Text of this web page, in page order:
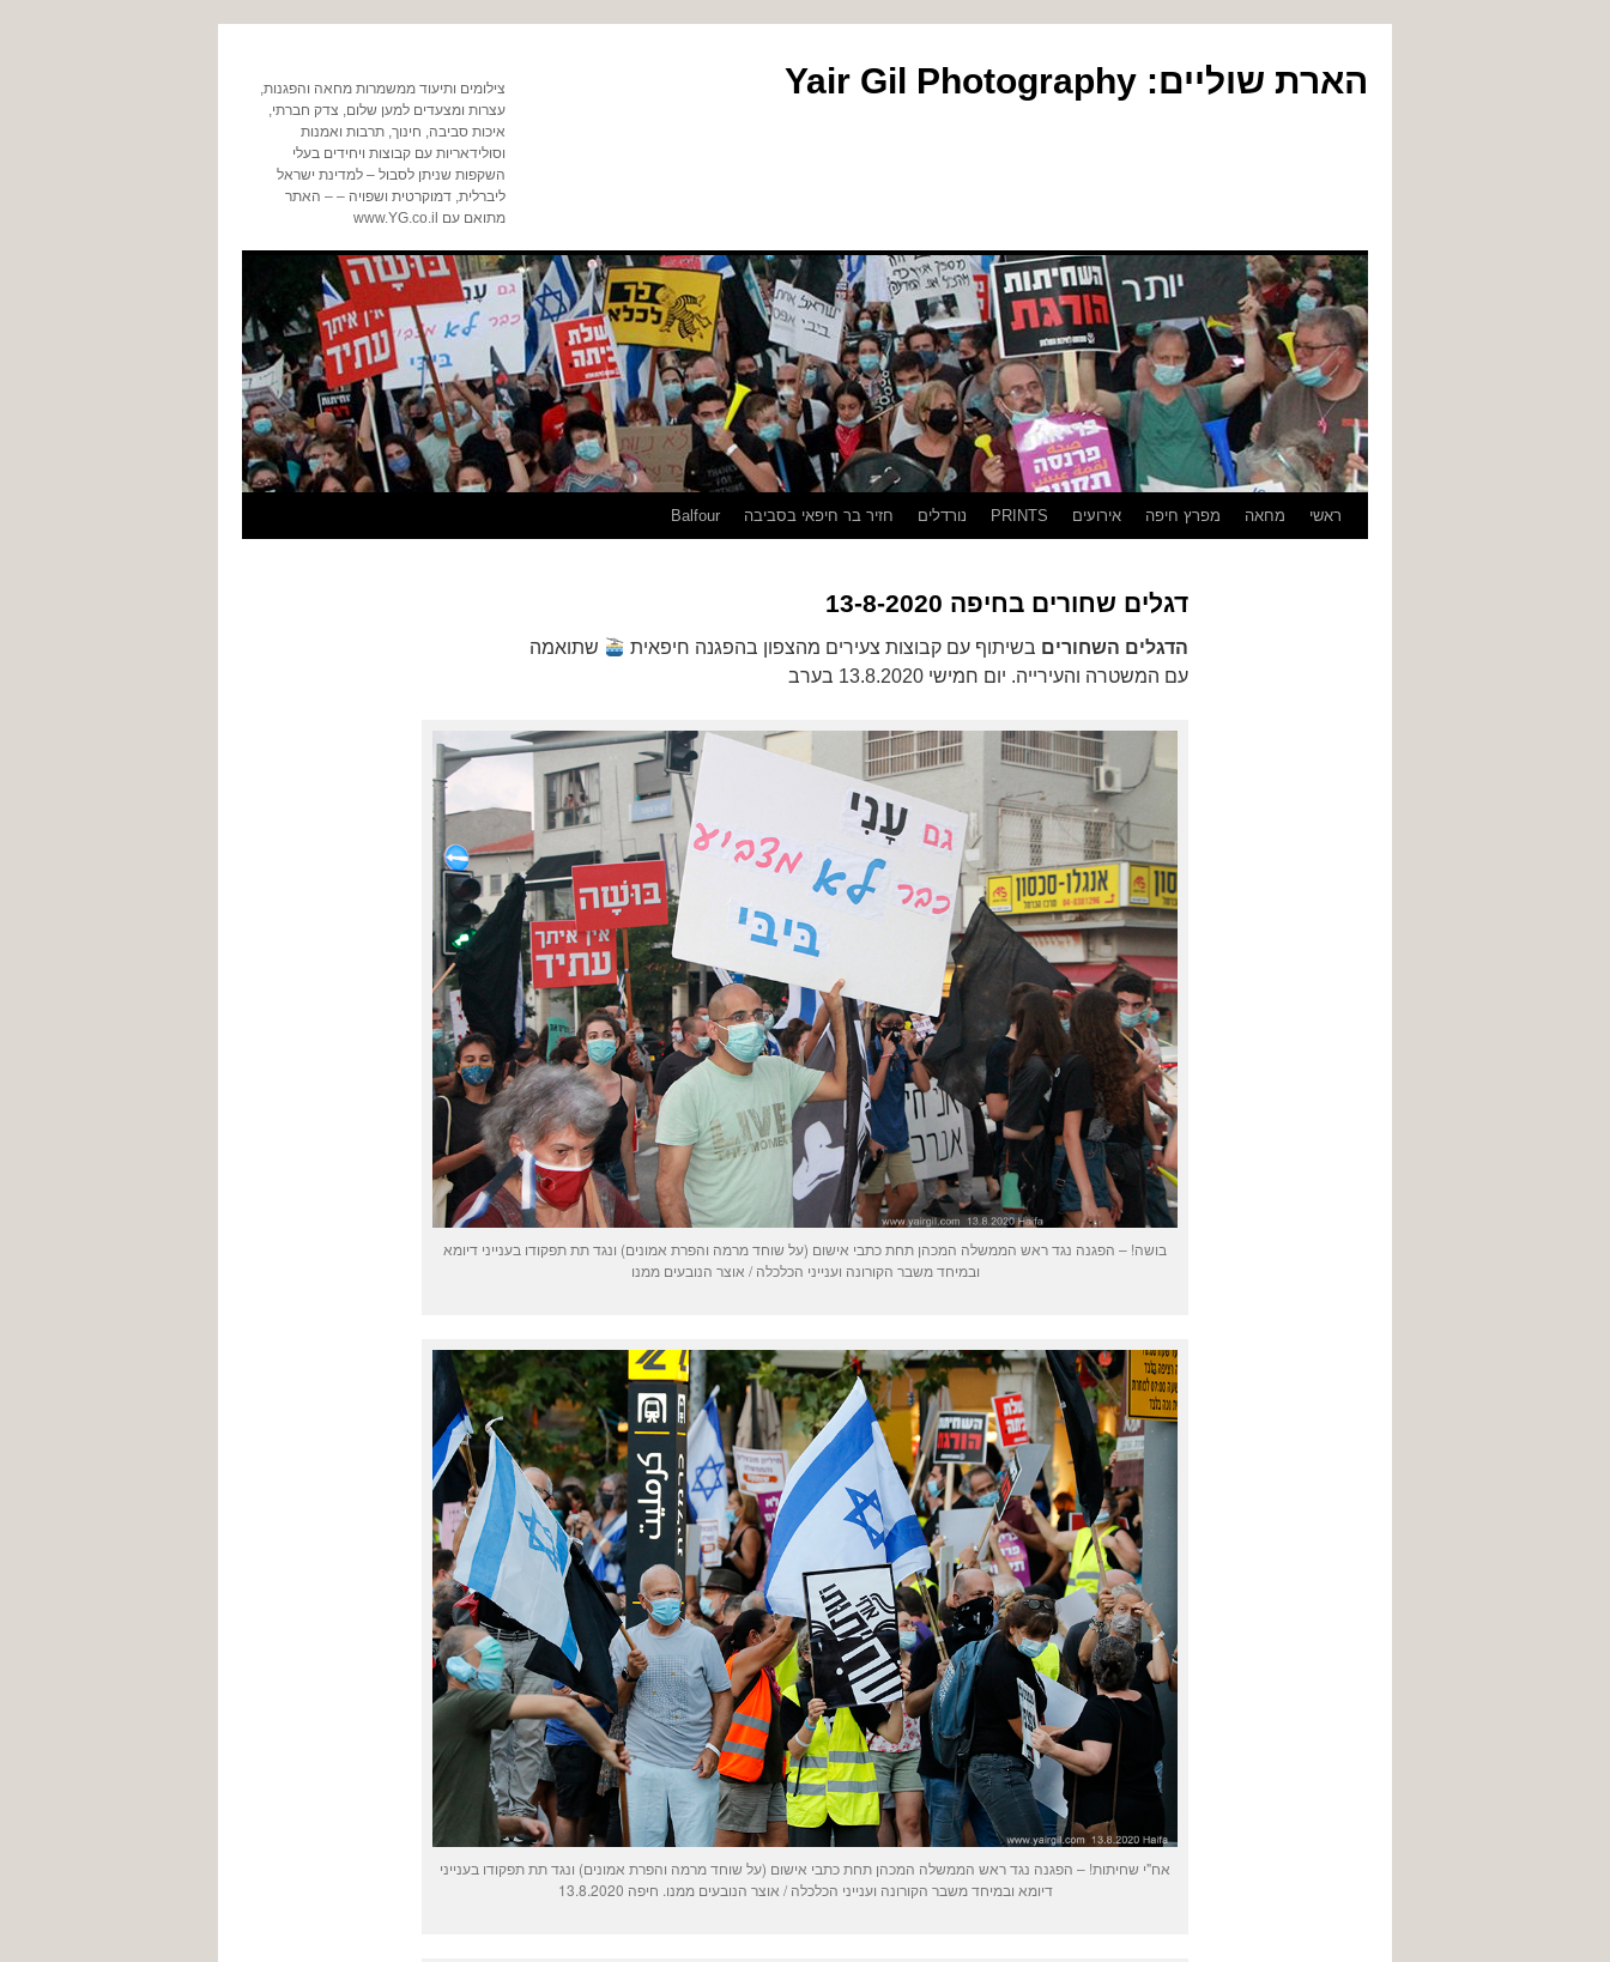
הארת שוליים: Yair Gil Photography
צילומים ותיעוד ממשמרות מחאה והפגנות,
עצרות ומצעדים למען שלום, צדק חברתי,
איכות סביבה, חינוך, תרבות ואמנות
וסולידאריות עם קבוצות ויחידים בעלי
השקפות שניתן לסבול – למדינת ישראל
ליברלית, דמוקרטית ושפויה – – האתר
מתואם עם www.YG.co.il
לדלגראשי מחאה מפרץ חיפה אירועים PRINTS נורדלים חזיר בר חיפאי בסביבה Balfour
דגלים שחורים בחיפה 13-8-2020
הדגלים השחורים בשיתוף עם קבוצות צעירים מהצפון בהפגנה חיפאית
שתואמה
עם המשטרה והעירייה. יום חמישי 13.8.2020 בערב
בושה! – הפגנה נגד ראש הממשלה המכהן תחת כתבי אישום (על שוחד מרמה והפרת אמונים) ונגד תת תפקודו בענייני דיומא
ובמיחד משבר הקורונה וענייני הכלכלה / אוצר הנובעים ממנו
אח"י שחיתות! – הפגנה נגד ראש הממשלה המכהן תחת כתבי אישום (על שוחד מרמה והפרת אמונים) ונגד תת תפקודו בענייני
דיומא ובמיחד משבר הקורונה וענייני הכלכלה / אוצר הנובעים ממנו. חיפה 13.8.2020